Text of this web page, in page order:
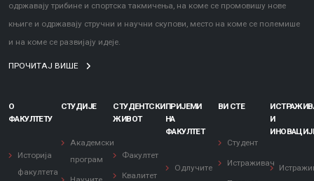
одржавају трибине и спортска такмичења, на коме се промовишу нове
књиге и одржавају стручни и научни скупови, место на коме се полемише
и на коме се развијају идеје.
ПРОЧИТАЈ ВИШЕ
О
ФАКУЛТЕТУ
Историја
факултета
СТУДИЈЕ
Академски
програм
СТУДЕНТСКИ
ЖИВОТ
Факултет
Квалитет
ПРИЈЕМИ
НА
ФАКУЛТЕТ
Одлучите
ВИ СТЕ
Студент
Истраживач
И